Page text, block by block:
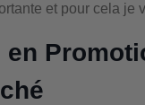
et pour cela je